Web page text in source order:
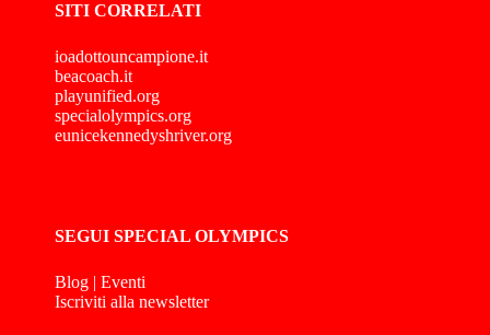
SITI CORRELATI
ioadottouncampione.it
beacoach.it
playunified.org
specialolympics.org
eunicekennedyshriver.org
SEGUI SPECIAL OLYMPICS
Blog | Eventi
Iscriviti alla newsletter